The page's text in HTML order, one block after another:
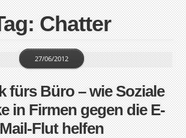
Chatter
fürs Büro – wie Soziale
in Firmen gegen die E-
Mail-Flut helfen
27/06/2012